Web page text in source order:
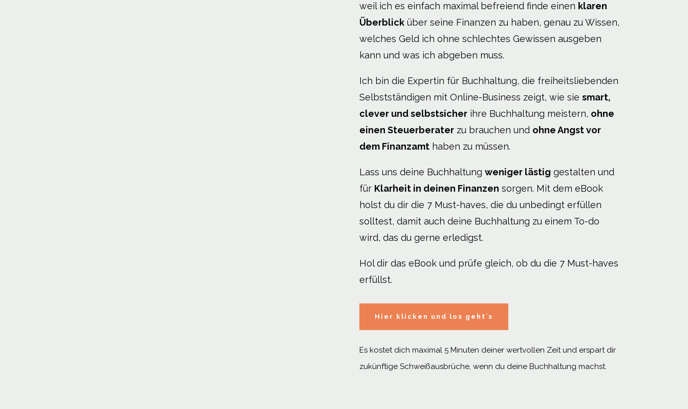
weil ich es einfach maximal befreiend finde einen klaren
Überblicküber seine Finanzen zu haben, genau zu Wissen,
welches Geld ich ohne schlechtes Gewissen ausgeben
kann und was ich abgeben muss.
Ich bin die Expertin für Buchhaltung, die freiheitsliebenden
Selbstständigen mit Online-Business zeigt, wie sie smart,
clever und selbstsicherihre Buchhaltung meistern, ohne
einen Steuerberaterzu brauchen und ohne Angst vor
dem Finanzamthaben zu müssen.
Lass uns deine Buchhaltung weniger lästig gestalten und
für Klarheit in deinen Finanzen sorgen. Mit dem eBook
holst du dir die 7 Must-haves, die du unbedingt erfüllen
solltest, damit auch deine Buchhaltung zu einem To-do
wird, das du gerne erledigst.
Hol dir das eBook und prüfe gleich, ob du die 7 Must-haves
erfüllst.
Hier klicken und los geht´s
Es kostet dich maximal 5 Minuten deiner wertvollen Zeit und erspart dir
zukünftige Schweißausbrüche, wenn du deine Buchhaltung machst.